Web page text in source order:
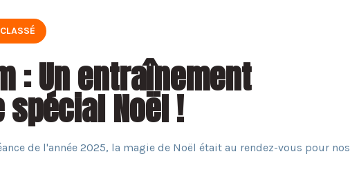
: Un entraînement
Noël !
de l'année 2025, la magie de Noël était au rendez-vous pour nos